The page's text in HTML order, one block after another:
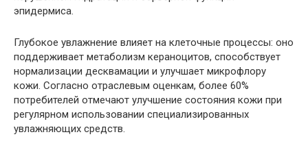
эпидермиса.
Глубокое увлажнение влияет на клеточные процессы: оно
поддерживает метаболизм кераноцитов, способствует
нормализации десквамации и улучшает микрофлору
кожи. Согласно отраслевым оценкам, более 60%
потребителей отмечают улучшение состояния кожи при
регулярном использовании специализированных
увлажняющих средств.